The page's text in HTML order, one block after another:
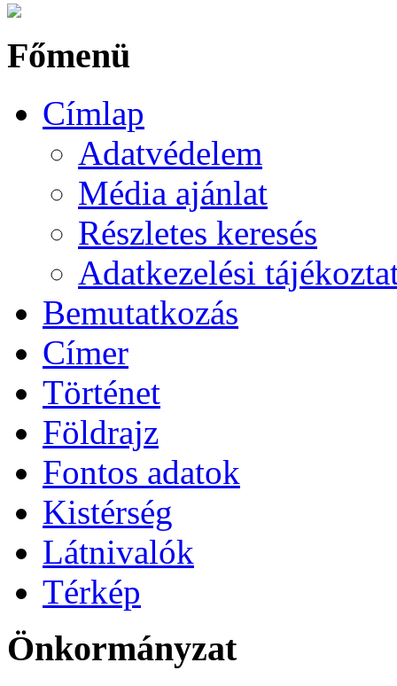
Főmenü
Címlap
Adatvédelem
Média ajánlat
Részletes keresés
Adatkezelési
Bemutatkozás
Címer
Történet
Földrajz
Fontos adatok
Kistérség
Látnivalók
Térkép
Önkormányzat